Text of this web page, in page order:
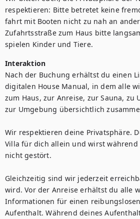
respektieren: Bitte betretet keine
fahrt mit Booten nicht zu nah an
Zufahrtsstraße zum Haus bitte
spielen Kinder und Tiere.
Interaktion
Nach der Buchung erhältst du einen
digitalen House Manual, in dem alle
zum Haus, zur Anreise, zur Sauna, zu
zur Umgebung übersichtlich
Wir respektieren deine Privatsphäre.
Villa für dich allein und wirst während
nicht gestört.
Gleichzeitig sind wir jederzeit
wird. Vor der Anreise erhältst du alle
Informationen für einen
Aufenthalt. Während deines